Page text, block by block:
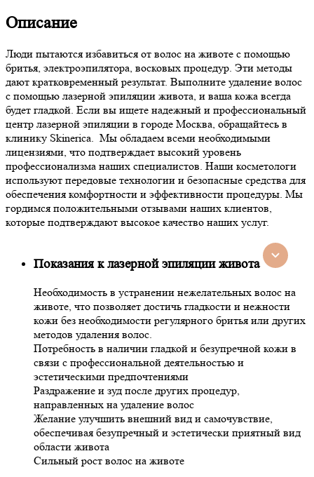
Описание
Люди пытаются избавиться от волос на животе с помощью
бритья, электроэпилятора, восковых процедур. Эти методы
дают кратковременный результат. Выполните удаление волос
с помощью лазерной эпиляции живота, и ваша кожа всегда
будет гладкой. Если вы ищете надежный и профессиональный
центр лазерной эпиляции в городе Москва, обращайтесь в
клинику Skinerica. Мы обладаем всеми необходимыми
лицензиями, что подтверждает высокий уровень
профессионализма наших специалистов. Наши косметологи
используют передовые технологии и безопасные средства для
обеспечения комфортности и эффективности процедуры. Мы
гордимся положительными отзывами наших клиентов,
которые подтверждают высокое качество наших услуг.
Показания к лазерной эпиляции живота
Необходимость в устранении нежелательных волос на
животе, что позволяет достичь гладкости и нежности
кожи без необходимости регулярного бритья или других
методов удаления волос.
Потребность в наличии гладкой и безупречной кожи в
связи с профессиональной деятельностью и
эстетическими предпочтениями
Раздражение и зуд после других процедур,
направленных на удаление волос
Желание улучшить внешний вид и самочувствие,
обеспечивая безупречный и эстетически приятный вид
области живота
Сильный рост волос на животе